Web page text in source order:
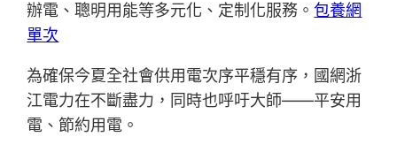
辦電、聰明用能等多元化、定制化服務。包養網
單次
為確保今夏全社會供用電次序平穩有序，國網浙
江電力在不斷盡力，同時也呼吁大師——平安用
電、節約用電。